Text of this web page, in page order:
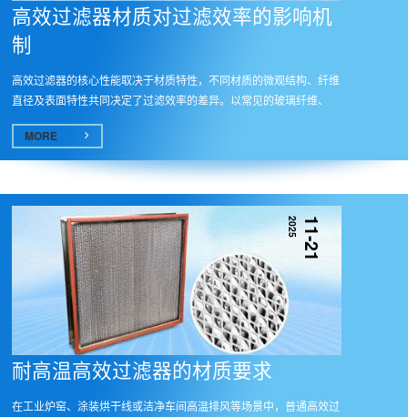
高效过滤器材质对过滤效率的影响机
制​
高效过滤器的核心性能取决于材质特性，不同材质的微观结构、纤维
直径及表面特性共同决定了过滤效率的差异。以常见的玻璃纤维、
PP（聚...
MORE
11-21
2025
耐高温高效过滤器的材质要求​
在工业炉窑、涂装烘干线或洁净车间高温排风等场景中，普通高效过